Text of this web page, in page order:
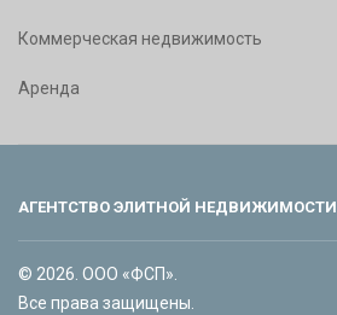
Коммерческая недвижимость
Аренда
АГЕНТСТВО ЭЛИТНОЙ НЕДВИЖИМОСТИ
© 2026. ООО «ФСП».
Все права защищены.